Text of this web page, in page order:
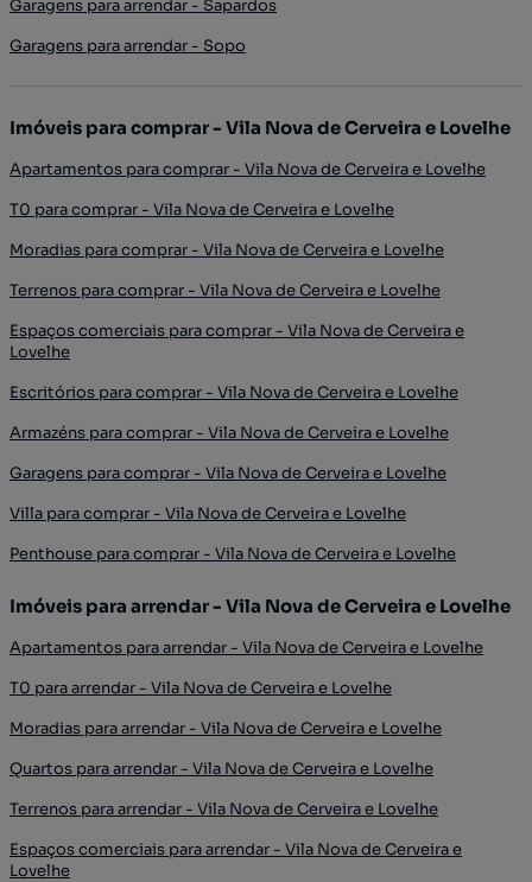
Garagens para arrendar - Sapardos
Garagens para arrendar - Sopo
Imóveis para comprar - Vila Nova de Cerveira e Lovelhe
Apartamentos para comprar - Vila Nova de Cerveira e Lovelhe
T0 para comprar - Vila Nova de Cerveira e Lovelhe
Moradias para comprar - Vila Nova de Cerveira e Lovelhe
Terrenos para comprar - Vila Nova de Cerveira e Lovelhe
Espaços comerciais para comprar - Vila Nova de Cerveira e
Lovelhe
Escritórios para comprar - Vila Nova de Cerveira e Lovelhe
Armazéns para comprar - Vila Nova de Cerveira e Lovelhe
Garagens para comprar - Vila Nova de Cerveira e Lovelhe
Villa para comprar - Vila Nova de Cerveira e Lovelhe
Penthouse para comprar - Vila Nova de Cerveira e Lovelhe
Imóveis para arrendar - Vila Nova de Cerveira e Lovelhe
Apartamentos para arrendar - Vila Nova de Cerveira e Lovelhe
T0 para arrendar - Vila Nova de Cerveira e Lovelhe
Moradias para arrendar - Vila Nova de Cerveira e Lovelhe
Quartos para arrendar - Vila Nova de Cerveira e Lovelhe
Terrenos para arrendar - Vila Nova de Cerveira e Lovelhe
Espaços comerciais para arrendar - Vila Nova de Cerveira e
Lovelhe